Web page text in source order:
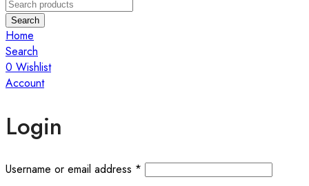
Search
Home
Search
0 Wishlist
Account
Login
Username or email address * Required